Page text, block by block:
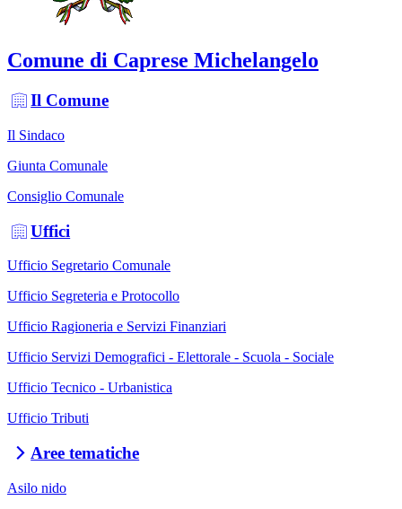
Comune di Caprese Michelangelo
Il Comune
Il Sindaco
Giunta Comunale
Consiglio Comunale
Uffici
Ufficio Segretario Comunale
Ufficio Segreteria e Protocollo
Ufficio Ragioneria e Servizi Finanziari
Ufficio Servizi Demografici - Elettorale - Scuola - Sociale
Ufficio Tecnico - Urbanistica
Ufficio Tributi
Aree tematiche
Asilo nido